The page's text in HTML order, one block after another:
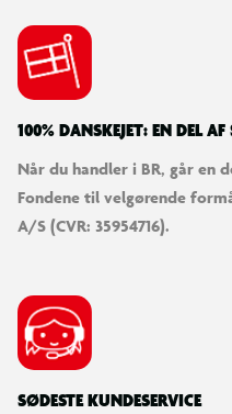
100% DANSKEJET: EN DEL
Når du handler i BR, går en
Fondene til velgørende
A/S (CVR: 35954716).
SØDESTE KUNDESERVICE